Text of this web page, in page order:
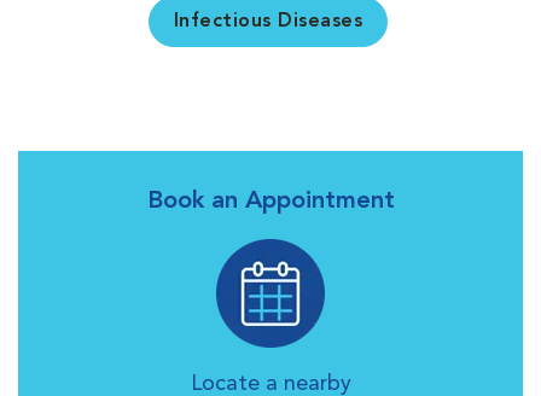
Infectious Diseases
Book an Appointment
Locate a nearby